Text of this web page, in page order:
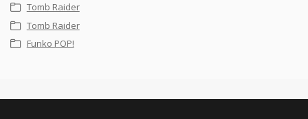
Tomb Raider
Tomb Raider
Funko POP!